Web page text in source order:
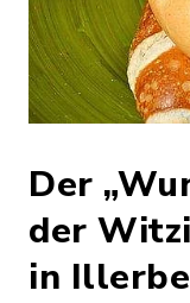
Der
der
in